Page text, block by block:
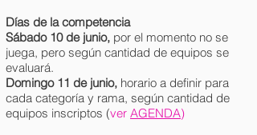
Días de la competencia
Sábado 10 de junio, por el momento no se
juega, pero según cantidad de equipos se
evaluará.
Domingo 11 de junio, horario a definir para
cada categoría y rama, según cantidad de
equipos inscriptos (ver AGENDA)